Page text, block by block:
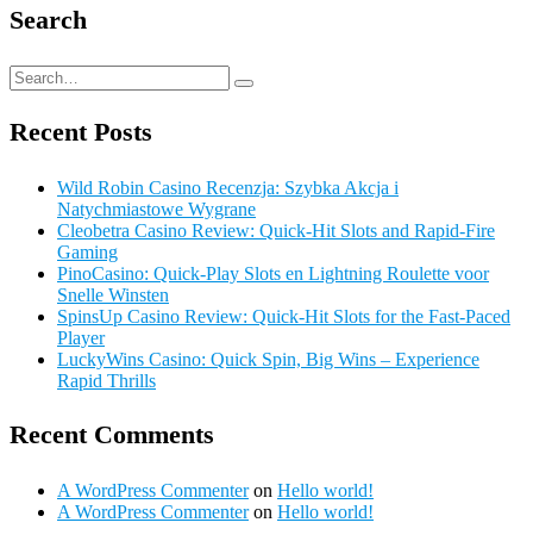
Search
Recent Posts
Wild Robin Casino Recenzja: Szybka Akcja i
Natychmiastowe Wygrane
Cleobetra Casino Review: Quick‑Hit Slots and Rapid‑Fire
Gaming
PinoCasino: Quick‑Play Slots en Lightning Roulette voor
Snelle Winsten
SpinsUp Casino Review: Quick‑Hit Slots for the Fast‑Paced
Player
LuckyWins Casino: Quick Spin, Big Wins – Experience
Rapid Thrills
Recent Comments
A WordPress Commenteron Hello world!
A WordPress Commenteron Hello world!